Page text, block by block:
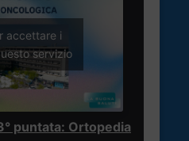
accettare i
servizio
puntata: Ortopedia